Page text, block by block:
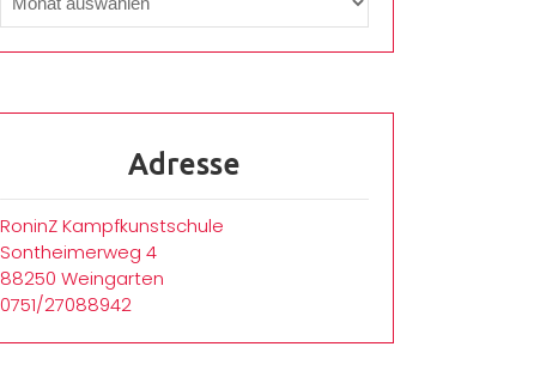
Adresse
RoninZ Kampfkunstschule
Sontheimerweg 4
88250 Weingarten
0751/27088942